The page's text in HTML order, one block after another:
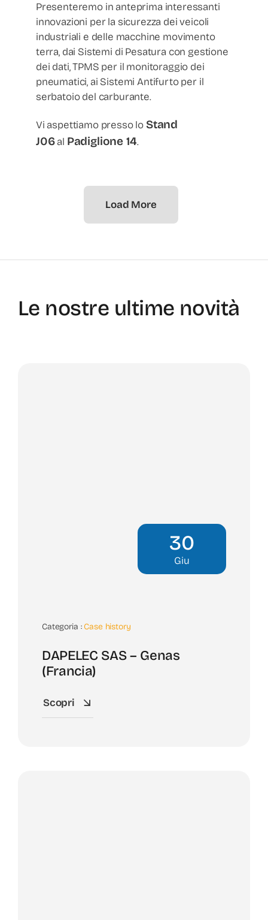
Presenteremo in anteprima interessanti
innovazioni per la sicurezza dei veicoli
industriali e delle macchine movimento
terra, dai Sistemi di Pesatura con gestione
dei dati, TPMS per il monitoraggio dei
pneumatici, ai Sistemi Antifurto per il
serbatoio del carburante.
Vi aspettiamo presso lo Stand
J06al Padiglione 14.
Load More
Le nostre ultime novità
30
Giu
Categoria : Case history
DAPELEC SAS – Genas
(Francia)
Scopri